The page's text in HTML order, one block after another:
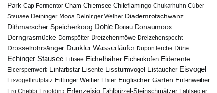
Park Cap Formentor Cham Chiemsee Chileflamingo Chukarhuhn Cúber-
Stausee Deininger Moos Deininger Weiher Diademrotschwanz
Dithmarscher Speicherkoog Dohle Donau Donaumoos
Dorngrasmücke Dornspötter Dreizehenmöwe Dreizehenspecht
Drosselrohrsänger Dunkler Wasserläufer Dupontlerche Düne
Echinger Stausee Eibsee Eichelhäher Eichenkofen Eiderente
Eidersperrwerk Einfarbstar Eisente Eissturmvogel Eistaucher Eisvogel
Eisvogelbrutplatz Eittinger Weiher Elster Englischer Garten Entenweiher
Erg Chebbi Ergolding Erlenzeisig Fahlbürzel-Steinschmätzer Fahlsegler